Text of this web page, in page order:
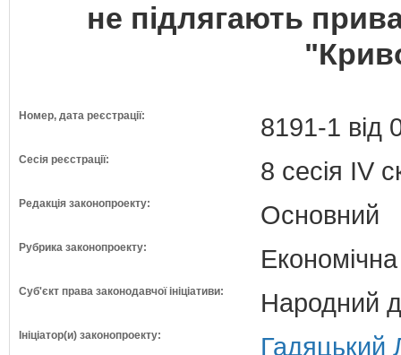
не підлягають
Номер, дата реєстрації: 8191-1 від
Сесія реєстрації: 8 сесія IV
Редакція законопроекту: Основний
Рубрика законопроекту:
Суб'єкт права законодавчої ініціативи: Народний
Ініціатор(и) законопроекту:
Гадяцький